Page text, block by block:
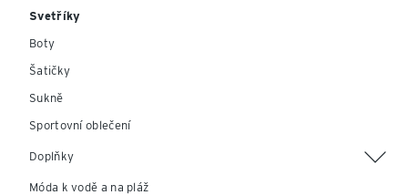
Svetříky
Boty
Šatičky
Sukně
Sportovní oblečení
Doplňky
Móda k vodě a na pláž